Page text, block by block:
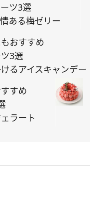
ツ3選
ある梅ゼリー
おすすめ
3選
るアイスキャンデー
すめ
ラート